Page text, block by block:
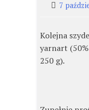
7
Kolejna
yarnart (50%
250 g).